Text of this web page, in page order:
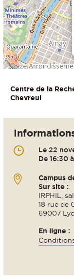
Centre de la
Chevreul
Le 22
De 16:30
Campus
Sur site :
IRPHIL,
18 rue de
69007
En ligne :